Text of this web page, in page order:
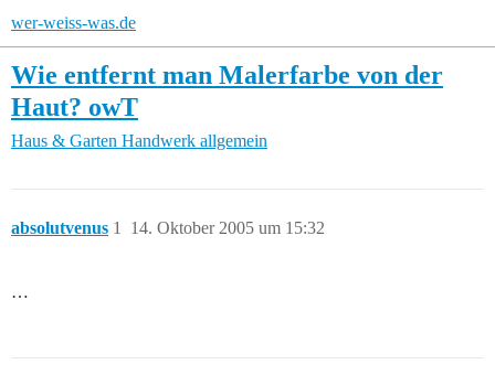
wer-weiss-was.de
Wie entfernt man Malerfarbe von der
Haut? owT
Haus & Garten Handwerk allgemein
absolutvenus 14. Oktober 2005 um 15:32
1
…